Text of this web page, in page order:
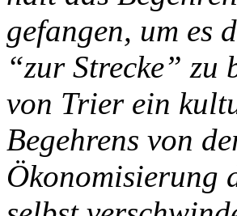
gefangen, um es
“zur Strecke” zu
von Trier ein
Begehrens von
Ökonomisierung